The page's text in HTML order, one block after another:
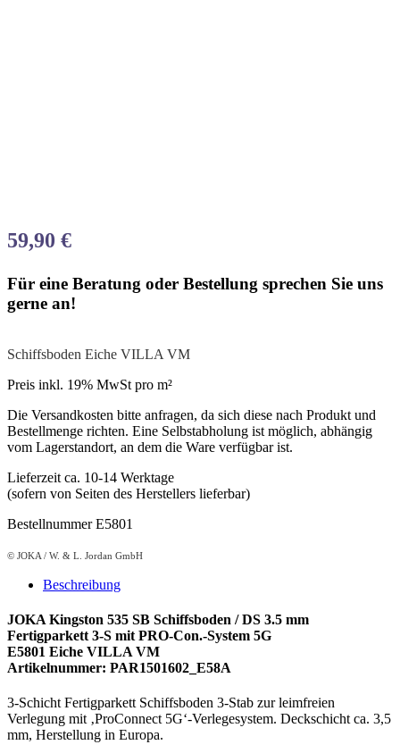
59,90 €
Für eine Beratung oder Bestellung sprechen Sie uns
gerne an!
Schiffsboden Eiche VILLA VM
Preis inkl. 19% MwSt pro m²
Die Versandkosten bitte anfragen, da sich diese nach Produkt und
Bestellmenge richten. Eine Selbstabholung ist möglich, abhängig
vom Lagerstandort, an dem die Ware verfügbar ist.
Lieferzeit ca. 10-14 Werktage
(sofern von Seiten des Herstellers lieferbar)
Bestellnummer E5801
© JOKA / W. & L. Jordan GmbH
Beschreibung
JOKA Kingston 535 SB Schiffsboden / DS 3.5 mm
Fertigparkett 3-S mit PRO-Con.-System 5G
E5801 Eiche VILLA VM
Artikelnummer: PAR1501602_E58A
3-Schicht Fertigparkett Schiffsboden 3-Stab zur leimfreien
Verlegung mit ‚ProConnect 5G‘-Verlegesystem. Deckschicht ca. 3,5
mm, Herstellung in Europa.